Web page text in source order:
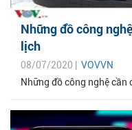
Những đồ công
lịch
08/07/2020 | VOVVN
Những đồ công nghệ